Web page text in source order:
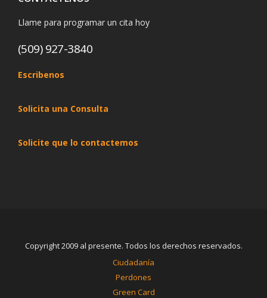
Llame para programar un cita hoy
(509) 927-3840
Escribenos
Solicita una Consulta
Solicite que lo contactemos
Copyright 2009 al presente. Todos los derechos reservados.
Ciudadanía
Perdones
Green Card